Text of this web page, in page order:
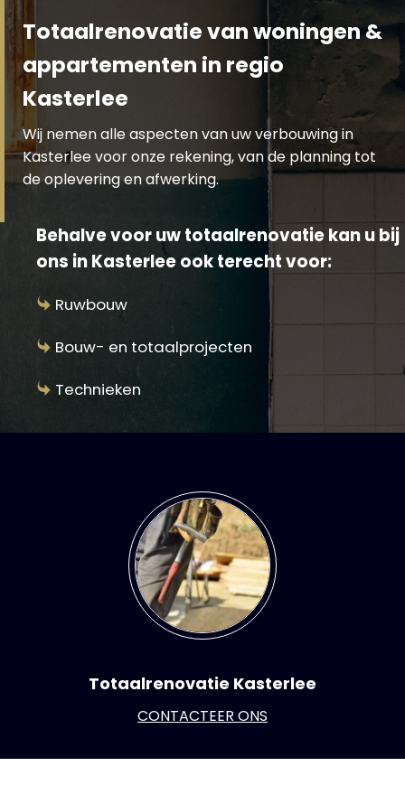
Totaalrenovatie van woningen &
appartementen in regio
Kasterlee
Wij nemen alle aspecten van uw verbouwing in
Kasterlee voor onze rekening, van de planning tot
de oplevering en afwerking.
Behalve voor uw totaalrenovatie kan u bij
ons in Kasterlee ook terecht voor:
Ruwbouw
Bouw- en totaalprojecten
Technieken
Totaalrenovatie Kasterlee
CONTACTEER ONS